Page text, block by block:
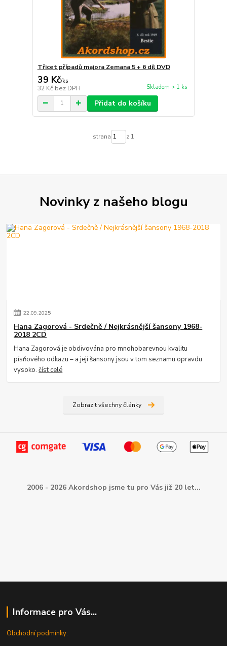
Třicet případů majora Zemana 5 + 6 díl DVD
39 Kč/ks
32 Kč bez DPH Skladem > 1 ks
Přidat do košíku
strana z 1
Novinky z našeho blogu
22.09.2025
Hana Zagorová - Srdečně / Nejkrásnější šansony 1968-
2018 2CD
Hana Zagorová je obdivována pro mnohobarevnou kvalitu
písňového odkazu – a její šansony jsou v tom seznamu opravdu
vysoko.číst celé
Zobrazit všechny články
2006 - 2026 Akordshop jsme tu pro Vás již 20 let...
Informace pro Vás...
Obchodní podmínky: